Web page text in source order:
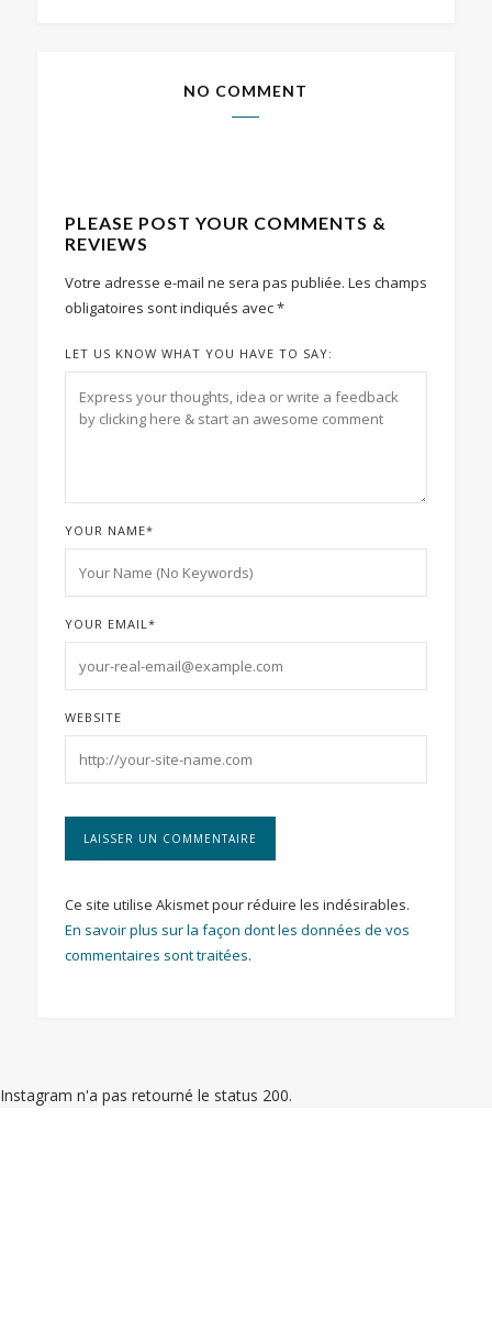
NO COMMENT
PLEASE POST YOUR COMMENTS &
REVIEWS
Votre adresse e-mail ne sera pas publiée. Les champs
obligatoires sont indiqués avec*
LET US KNOW WHAT YOU HAVE TO SAY:
YOUR NAME*
YOUR EMAIL*
WEBSITE
Ce site utilise Akismet pour réduire les indésirables.
En savoir plus sur la façon dont les données de vos
commentaires sont traitées.
Instagram n'a pas retourné le status 200.